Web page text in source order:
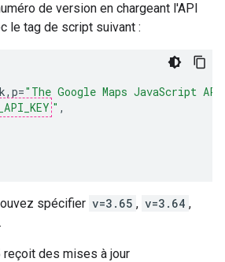
de version en chargeant l'API
le tag de script suivant :
k, p="The Google Maps JavaScript
" ,
spécifier v=3.65 , v=3.64 ,
.
reçoit des mises à jour